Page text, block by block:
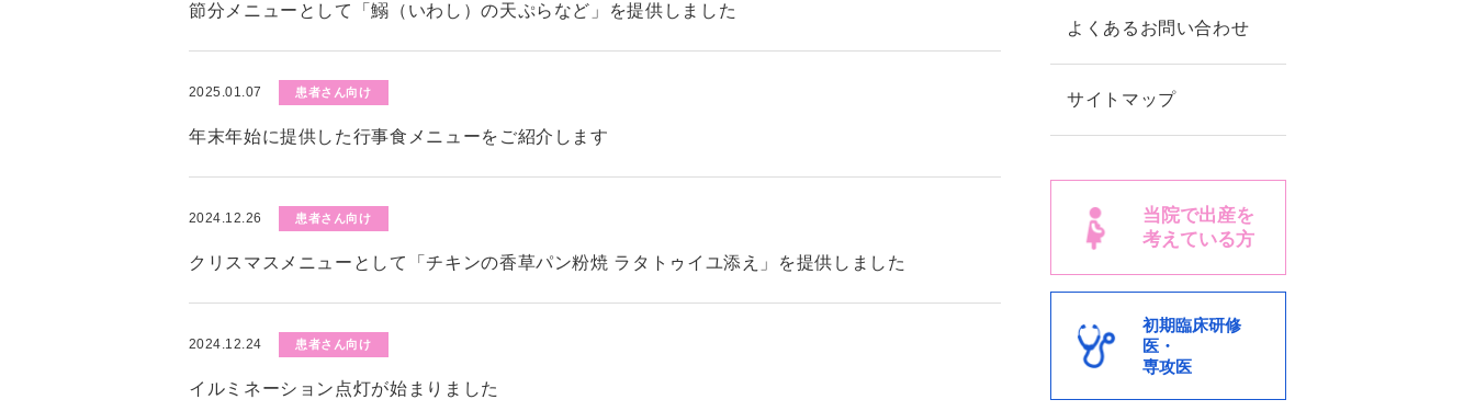
節分メニューとして「鰯（いわし）の天ぷらなど」を提供しました
2025.01.07 患者さん向け
年末年始に提供した行事食メニューをご紹介します
2024.12.26 患者さん向け
クリスマスメニューとして「チキンの香草パン粉焼 ラタトゥイユ添え」を提供しました
2024.12.24 患者さん向け
イルミネーション点灯が始まりました
よくあるお問い合わせ
サイトマップ
当院で出産を
考えている方
初期臨床研修
医・
専攻医